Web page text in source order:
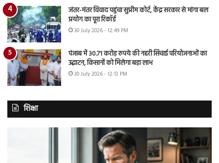
जंतर-मंतर विवाद पहुंचा सुप्रीम कोर्ट, केंद्र सरकार से मांगा बल
प्रयोग का पूरा रिकॉर्ड
30 July 2026 - 12:49 PM
पंजाब में 30.71 करोड़ रुपये की नहरी सिंचाई परियोजनाओं का
उद्घाटन, किसानों को मिलेगा बड़ा लाभ
30 July 2026 - 12:13 PM
शिक्षा